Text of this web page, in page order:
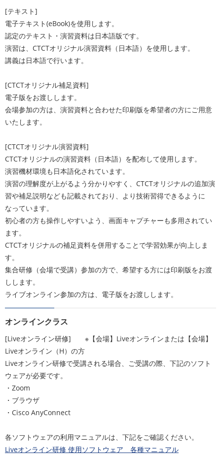
[テキスト]
電子テキスト(eBook)を使用します。
認定のテキスト・演習資料は日本語版です。
演習は、CTCTオリジナル演習資料（日本語）を使用します。
講義は日本語で行います。
[CTCTオリジナル補足資料]
電子版をお渡しします。
会場参加の方は、演習資料と合わせた印刷版を希望者の方にご用意
いたします。
[CTCTオリジナル演習資料]
CTCTオリジナルの演習資料（日本語）を配布して使用します。
演習機材環境も日本語化されています。
演習の理解度が上がるよう分かりやすく、CTCTオリジナルの追加演
習や補足説明なども記載されており、より技術習得できるように
なっています。
初心者の方も操作しやすいよう、画面キャプチャーも多用されてい
ます。
CTCTオリジナルの補足資料を併用することで学習効果が向上しま
す。
集合研修（会場で受講）参加の方で、希望する方には印刷版をお渡
しします。
ライブオンライン参加の方は、電子版をお渡しします。
オンラインクラス
[Liveオンライン研修] ※【会場】Liveオンラインまたは【会場】
Liveオンライン（H）の方
Liveオンライン研修で受講される場合、ご受講の際、下記のソフト
ウェアが必要です。
・Zoom
・ブラウザ
・Cisco AnyConnect
各ソフトウェアの利用マニュアルは、下記をご確認ください。
Liveオンライン研修 使用ソフトウェア 各種マニュアル